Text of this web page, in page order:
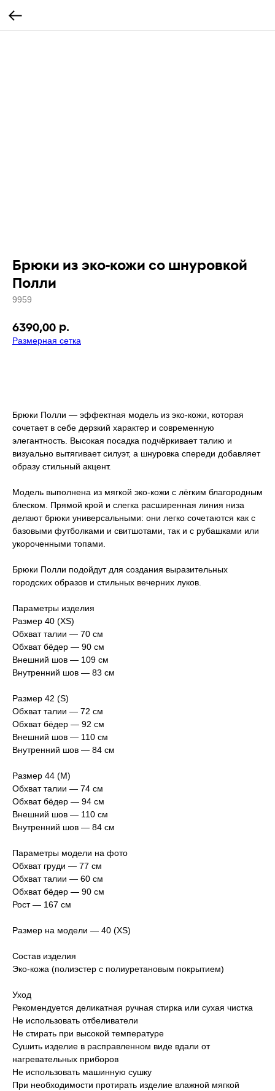
Брюки из эко-кожи со шнуровкой
Полли
9959
6390,00 р.
Размерная сетка
Брюки Полли — эффектная модель из эко-кожи, которая
сочетает в себе дерзкий характер и современную
элегантность. Высокая посадка подчёркивает талию и
визуально вытягивает силуэт, а шнуровка спереди добавляет
образу стильный акцент.
Модель выполнена из мягкой эко-кожи с лёгким благородным
блеском. Прямой крой и слегка расширенная линия низа
делают брюки универсальными: они легко сочетаются как с
базовыми футболками и свитшотами, так и с рубашками или
укороченными топами.
Брюки Полли подойдут для создания выразительных
городских образов и стильных вечерних луков.
Параметры изделия
Размер 40 (XS)
Обхват талии — 70 см
Обхват бёдер — 90 см
Внешний шов — 109 см
Внутренний шов — 83 см
Размер 42 (S)
Обхват талии — 72 см
Обхват бёдер — 92 см
Внешний шов — 110 см
Внутренний шов — 84 см
Размер 44 (M)
Обхват талии — 74 см
Обхват бёдер — 94 см
Внешний шов — 110 см
Внутренний шов — 84 см
Параметры модели на фото
Обхват груди — 77 см
Обхват талии — 60 см
Обхват бёдер — 90 см
Рост — 167 см
Размер на модели — 40 (XS)
Состав изделия
Эко-кожа (полиэстер с полиуретановым покрытием)
Уход
Рекомендуется деликатная ручная стирка или сухая чистка
Не использовать отбеливатели
Не стирать при высокой температуре
Сушить изделие в расправленном виде вдали от
нагревательных приборов
Не использовать машинную сушку
При необходимости протирать изделие влажной мягкой